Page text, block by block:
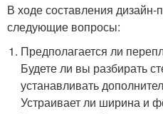
В ходе составления дизайн-
следующие вопросы:
Предполагается ли
Будете ли вы разбирать
устанавливать
Устраивает ли ширина и